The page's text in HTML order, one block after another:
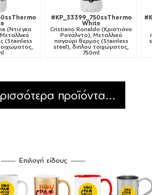
(Ντιέγκο
(Stainless
#KP_33399_750ssThermo
White
Cristiano Ronaldo (Κριστιάνο
Ρονάλντο), Μεταλλικό
παγούρι θερμός (Stainless
steel), διπλού τοιχώματος,
750ml
προϊόντα...
Επιλογή είδους